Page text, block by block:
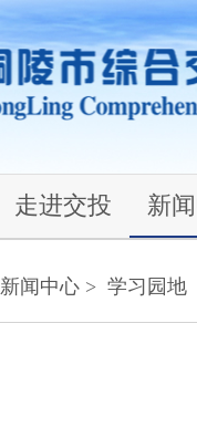
走进交投 新
新闻中心 > 学习园地